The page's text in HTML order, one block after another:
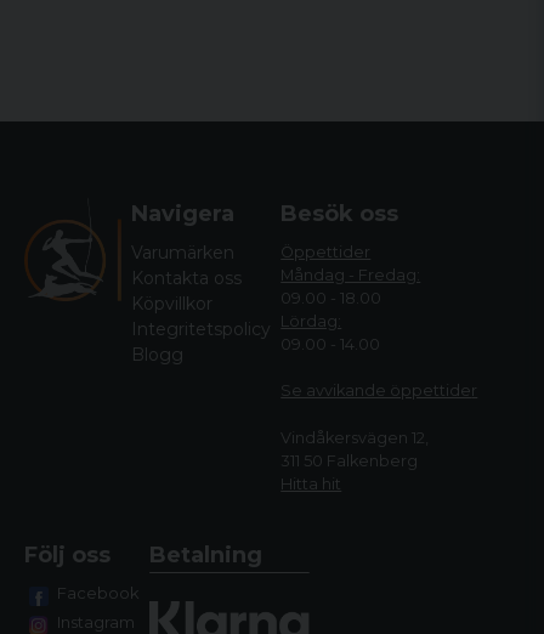
Navigera
Varumärken
Kontakta oss
Köpvillkor
Integritetspolicy
Blogg
Besök oss
Öppettider
Måndag - Fredag:
09.00 - 18.00
Lördag:
09.00 - 14.00
Se avvikande öppettider
Vindåkersvägen 12,
311 50 Falkenberg
Hitta hit
Följ oss
Facebook
Instagram
Betalning